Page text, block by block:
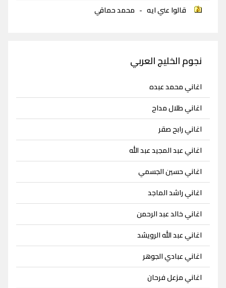
قالوا عني ايه - محمد حماقي
نجوم الخليج العربي
اغاني محمد عبده
اغاني طلال مداح
اغاني رابح صقر
اغاني عبد المجيد عبد الله
اغاني حسين الجسمي
اغاني راشد الماجد
اغاني خالد عبد الرحمن
اغاني عبد الله الرويشد
اغاني عبادي الجوهر
اغاني مزعل فرحان